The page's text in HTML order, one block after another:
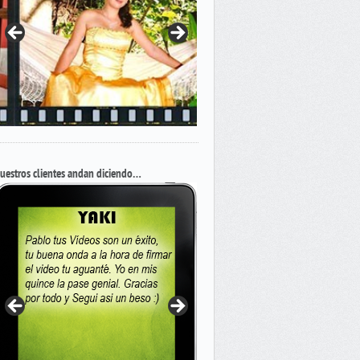
clientes andan diciendo…